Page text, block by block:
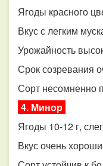
Ягоды красного
Вкус с легким
Урожайность
Срок созревания
Сорт несомненно
4. Минор
Ягоды 10-12 г,
Вкус очень